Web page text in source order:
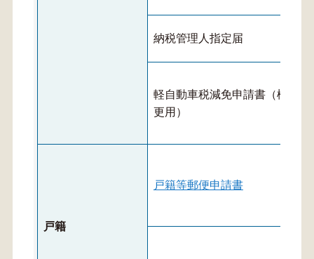
納税管理人指定届
軽自動車税減免申請書（構造変
更用）
戸籍
戸籍等郵便申請書